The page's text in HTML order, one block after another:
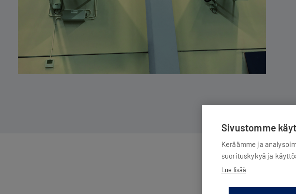
Sivustomme
Keräämme ja
suorituskykyä ja
Lue lisää